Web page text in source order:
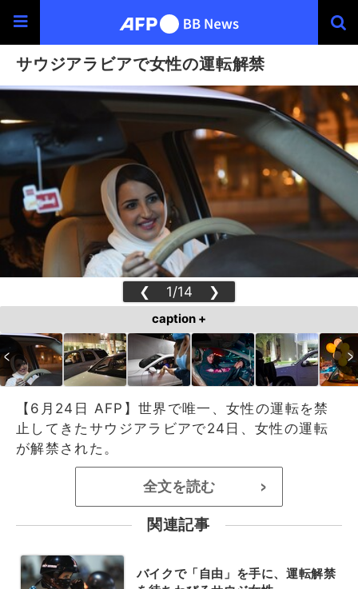
サウジアラビアで女性の運転解禁
❮ 1/14 ❯
caption +
【6月24日 AFP】世界で唯一、女性の運転を禁
止してきたサウジアラビアで24日、女性の運転
が解禁された。
全文を読む >
関連記事
バイクで「自由」を手に、運転解禁